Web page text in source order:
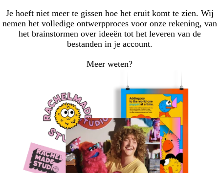
Je hoeft niet meer te gissen hoe het eruit komt te zien. Wij
nemen het volledige ontwerpproces voor onze rekening, van
het brainstormen over ideeën tot het leveren van de
bestanden in je account.
Meer weten?